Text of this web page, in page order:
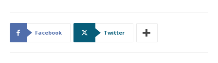
Facebook Twitter